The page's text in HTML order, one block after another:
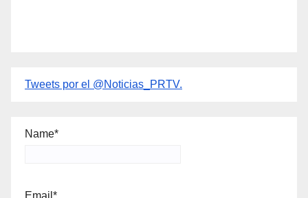
Tweets por el @Noticias_PRTV.
Name*
Email*